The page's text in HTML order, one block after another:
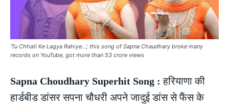
'Tu Chhati Ke Lagya Rahiye…', this song of Sapna Chaudhary broke many
records on YouTube, got more than 53 crore views
Sapna Choudhary Superhit Song : हरियाणा की
हार्डबीड डांसर सपना चौधरी अपने जादुई डांस से फैंस के